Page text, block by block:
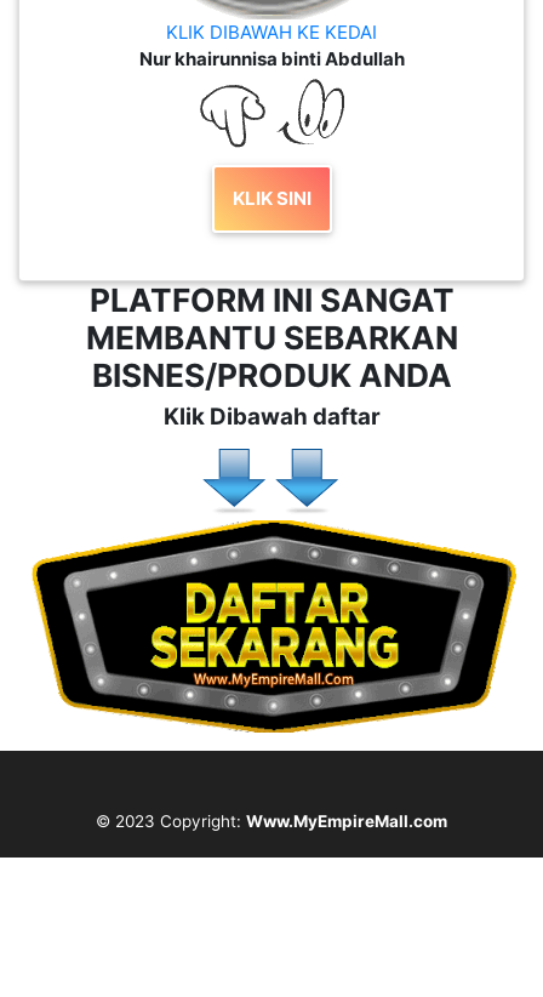
KLIK DIBAWAH KE KEDAI
Nur khairunnisa binti Abdullah
KLIK SINI
PLATFORM INI SANGAT
MEMBANTU SEBARKAN
BISNES/PRODUK ANDA
Klik Dibawah daftar
© 2023 Copyright: Www.MyEmpireMall.com